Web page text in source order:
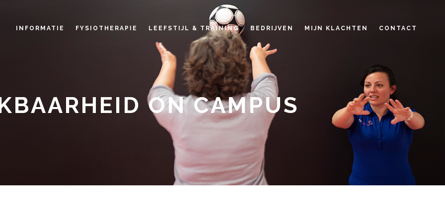
INFORMATIE FYSIOTHERAPIE LEEFSTIJL & TRAINING BEDRIJVEN MIJN KLACHTEN CONTACT
ON CAMPUS